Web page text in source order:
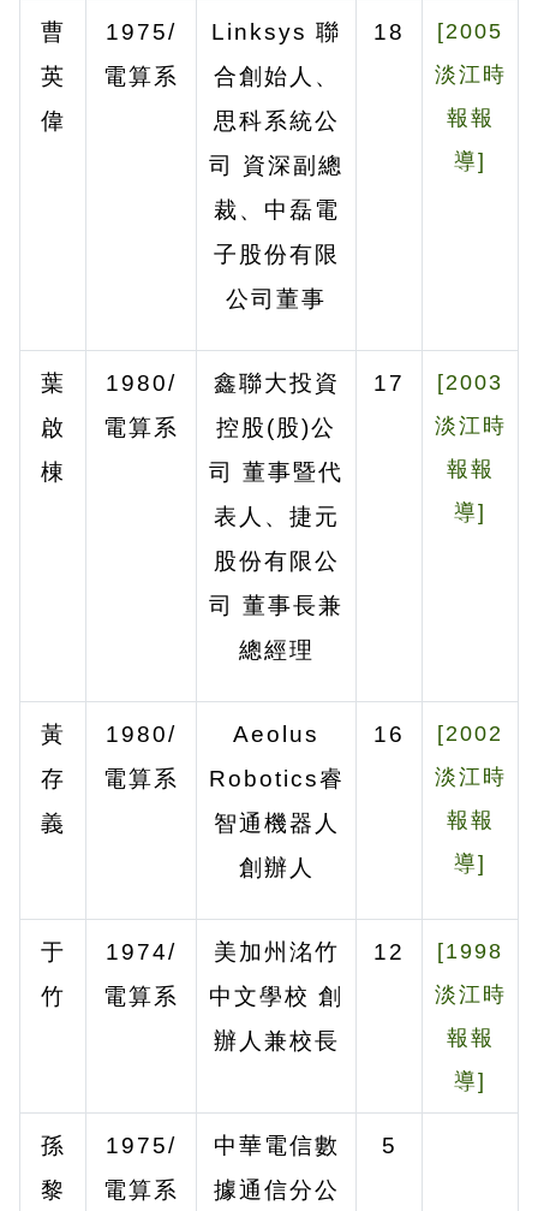
曹
英
偉
1975/
電算系
Linksys 聯
合創始人、
思科系統公
司
資深副總
裁、中磊電
子股份有限
公司董事
18
[2005
淡江時
報報
導]
葉
啟
棟
1980/
電算系
鑫聯大投資
控股(股)公
司
董事暨代
表人、捷元
股份有限公
司
董事長兼
總經理
17
[2003
淡江時
報報
導]
黃
存
義
1980/
電算系
Aeolus
Robotics睿
智通機器人
創辦人
16
[2002
淡江時
報報
導]
于
竹
1974/
電算系
美加州洺竹
中文學校 創
辦人兼校長
12
[1998
淡江時
報報
導]
孫
黎
1975/
電算系
中華電信數
據通信分公
5